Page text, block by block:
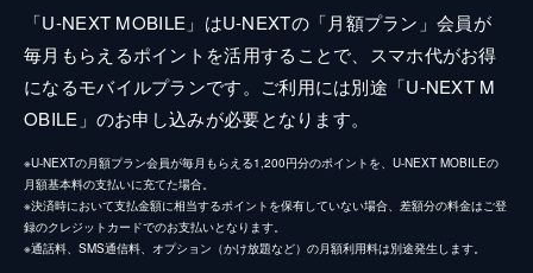
「U-NEXT MOBILE」はU-NEXTの「月額プラン」会員が
毎月もらえるポイントを活用することで、スマホ代がお得
になるモバイルプランです。ご利用には別途「U-NEXT M
OBILE」のお申し込みが必要となります。
※U-NEXTの月額プラン会員が毎月もらえる1,200円分のポイントを、U-NEXT MOBILEの
月額基本料の支払いに充てた場合。
※決済時において支払金額に相当するポイントを保有していない場合、差額分の料金はご登
録のクレジットカードでのお支払いとなります。
※通話料、SMS通信料、オプション（かけ放題など）の月額利用料は別途発生します。